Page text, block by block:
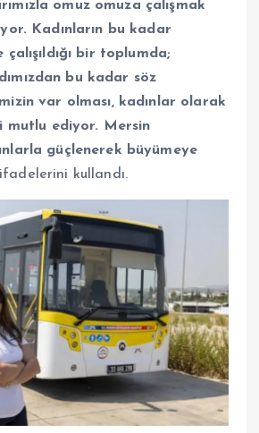
omuz omuza çalışmak
Kadınların bu kadar
bir toplumda;
bu kadar söz
var olması, kadınlar olarak
mutlu ediyor. Mersin
güçlenerek büyümeye
ifadelerini kullandı.